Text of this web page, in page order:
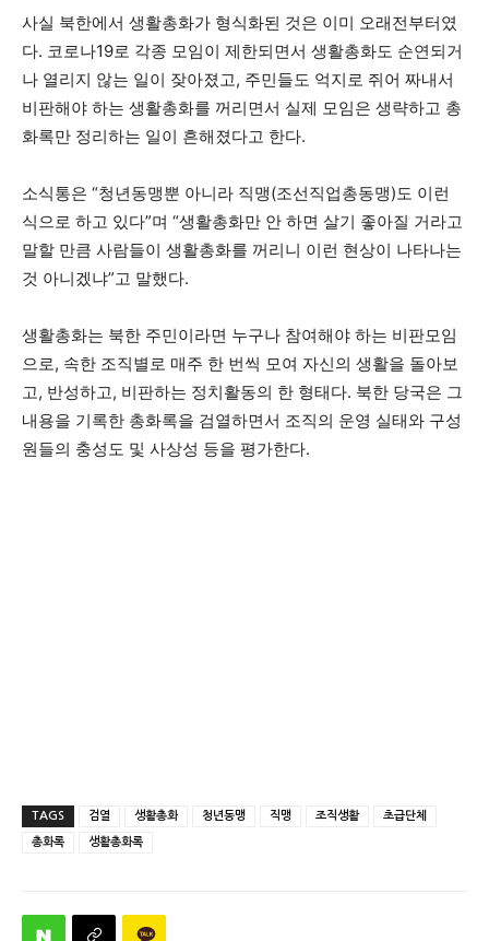
사실 북한에서 생활총화가 형식화된 것은 이미 오래전부터였
다. 코로나19로 각종 모임이 제한되면서 생활총화도 순연되거
나 열리지 않는 일이 잦아졌고, 주민들도 억지로 쥐어 짜내서
비판해야 하는 생활총화를 꺼리면서 실제 모임은 생략하고 총
화록만 정리하는 일이 흔해졌다고 한다.
소식통은 “청년동맹뿐 아니라 직맹(조선직업총동맹)도 이런
식으로 하고 있다”며 “생활총화만 안 하면 살기 좋아질 거라고
말할 만큼 사람들이 생활총화를 꺼리니 이런 현상이 나타나는
것 아니겠냐”고 말했다.
생활총화는 북한 주민이라면 누구나 참여해야 하는 비판모임
으로, 속한 조직별로 매주 한 번씩 모여 자신의 생활을 돌아보
고, 반성하고, 비판하는 정치활동의 한 형태다. 북한 당국은 그
내용을 기록한 총화록을 검열하면서 조직의 운영 실태와 구성
원들의 충성도 및 사상성 등을 평가한다.
TAGS 검열 생활총화 청년동맹 직맹 조직생활 초급단체
총화록 생활총화록